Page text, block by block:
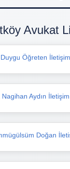
Avukat
Öğreten
Aydın
Doğan